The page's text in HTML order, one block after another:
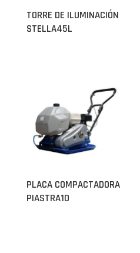
TORRE DE ILUMINACIÓN
STELLA45L
PLACA COMPACTADORA
PIASTRA10